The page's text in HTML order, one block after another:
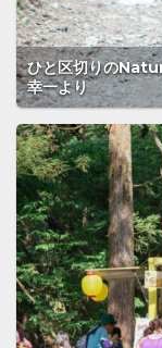
ひと区切りの
幸一より